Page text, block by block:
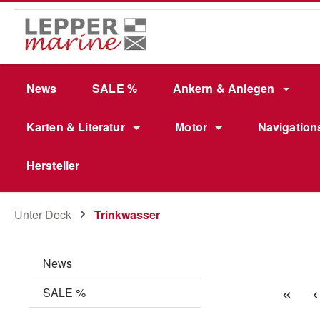
Hauptinhalt springen
Zur Suche springen
Zur Hauptnavigation springen
News SALE % Ankern & Anlegen
Karten & Literatur Motor
Hersteller
Unter Deck Trinkwasser
News
SALE %